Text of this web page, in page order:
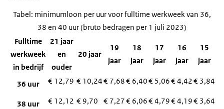
Fulltime
werkweek
in bedrijf
21 jaar
en
ouder
20 jaar
19
jaar
18
jaar
17
jaar
16
jaar
15
jaar
Tabel: minimumloon per uur voor fulltime werkweek van 36,
38 en 40 uur (bruto bedragen per 1 juli 2023)
36 uur € 12,79 € 10,24€ 7,68€ 6,40€ 5,06€ 4,42 € 3,84
38 uur € 12,12 € 9,70 € 7,27€ 6,06€ 4,79€ 4,19€ 3,64